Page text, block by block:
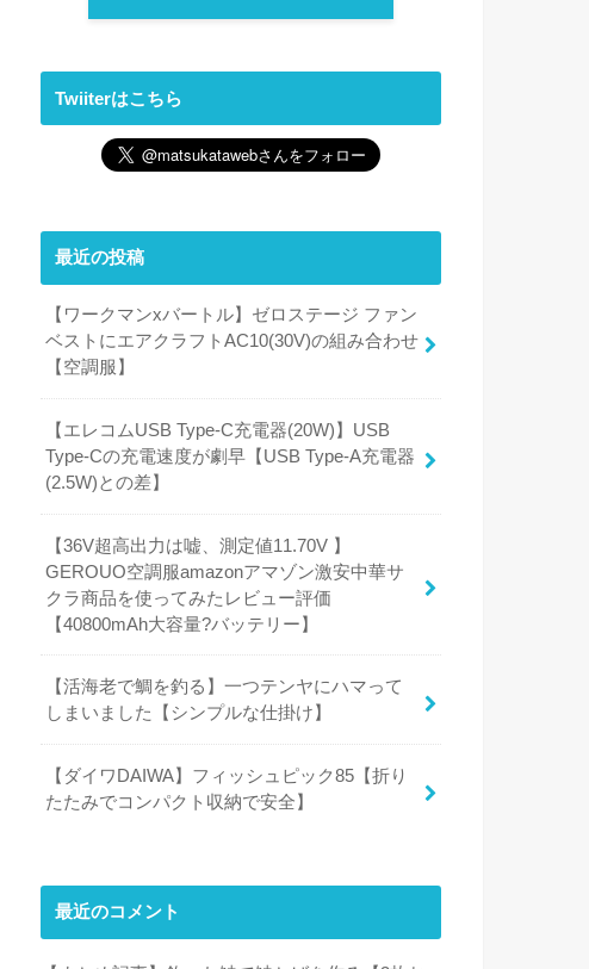
Twiiterはこちら
最近の投稿
【ワークマンxバートル】ゼロステージ ファン
ベストにエアクラフトAC10(30V)の組み合わせ
【空調服】
【エレコムUSB Type-C充電器(20W)】USB
Type-Cの充電速度が劇早【USB Type-A充電器
(2.5W)との差】
【36V超高出力は嘘、測定値11.70V 】
GEROUO空調服amazonアマゾン激安中華サ
クラ商品を使ってみたレビュー評価
【40800mAh大容量?バッテリー】
【活海老で鯛を釣る】一つテンヤにハマって
しまいました【シンプルな仕掛け】
【ダイワDAIWA】フィッシュピック85【折り
たたみでコンパクト収納で安全】
最近のコメント